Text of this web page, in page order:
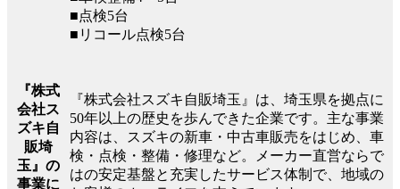
■点検5台
■リコール点検5台
『株式
会社ス
ズキ自
販埼
玉』の
事業に
『株式会社スズキ自販埼玉』は、埼玉県を拠点に
50年以上の歴史を歩んできた企業です。主な事業
内容は、スズキの新車・中古車販売をはじめ、車
検・点検・整備・修理など。メーカー直営ならで
はの安定基盤と充実したサービス体制で、地域の